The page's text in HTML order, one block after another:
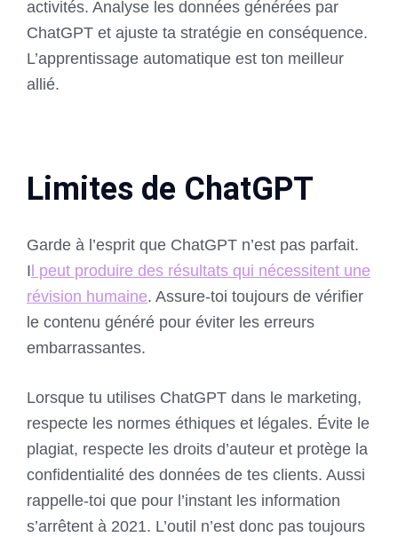
activités. Analyse les données générées par
ChatGPT et ajuste ta stratégie en conséquence.
L’apprentissage automatique est ton meilleur
allié.
Limites de ChatGPT
Garde à l’esprit que ChatGPT n’est pas parfait.
I l peut produire des résultats qui nécessitent une
révision humaine. Assure-toi toujours de vérifier
le contenu généré pour éviter les erreurs
embarrassantes.
Lorsque tu utilises ChatGPT dans le marketing,
respecte les normes éthiques et légales. Évite le
plagiat, respecte les droits d’auteur et protège la
confidentialité des données de tes clients. Aussi
rappelle-toi que pour l’instant les information
s’arrêtent à 2021. L’outil n’est donc pas toujours